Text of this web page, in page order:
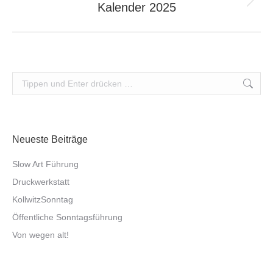
Nächstes
Kalender 2025
Search:
Neueste Beiträge
Slow Art Führung
Druckwerkstatt
Kollwitz­Sonntag
Öffent­liche Sonntags­führung
Von wegen alt!